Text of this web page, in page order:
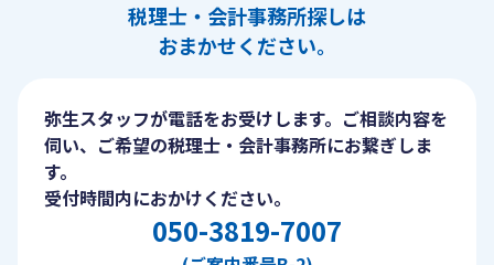
税理士・会計事務所探しは
おまかせください。
弥生スタッフが電話をお受けします。ご相談内容を
伺い、ご希望の税理士・会計事務所にお繋ぎしま
す。
受付時間内におかけください。
050-3819-7007